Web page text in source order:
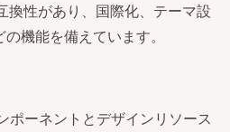
性があり、国際化、テーマ設
機能を備えています。
ポーネントとデザインリソース